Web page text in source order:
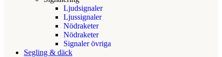
Ljudsignaler
Ljussignaler
Nödraketer
Nödraketer
Signaler övriga
Segling & däck